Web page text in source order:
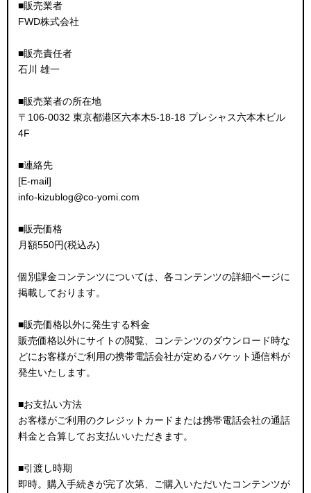
■販売業者
FWD株式会社
■販売責任者
石川 雄一
■販売業者の所在地
〒106-0032 東京都港区六本木5-18-18 プレシャス六本木ビル
4F
■連絡先
[E-mail]
info-kizublog@co-yomi.com
■販売価格
月額550円(税込み)
個別課金コンテンツについては、各コンテンツの詳細ページに
掲載しております。
■販売価格以外に発生する料金
販売価格以外にサイトの閲覧、コンテンツのダウンロード時な
どにお客様がご利用の携帯電話会社が定めるパケット通信料が
発生いたします。
■お支払い方法
お客様がご利用のクレジットカードまたは携帯電話会社の通話
料金と合算してお支払いいただきます。
■引渡し時期
即時。購入手続きが完了次第、ご購入いただいたコンテンツが